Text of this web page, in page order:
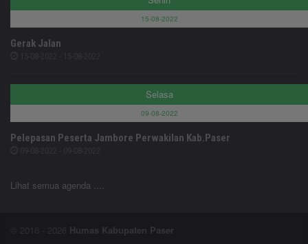
15-08-2022
Gerak Jalan
Selasa
09-08-2022
Pelepasan Peserta Jambore Perwakilan Kab.Paser
Lihat semua agenda ....
© 2016 - 2026 Humas Kabupaten Paser